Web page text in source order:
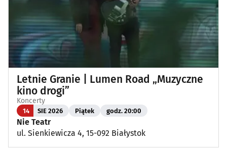
Letnie Granie | Lumen Road „Muzyczne
kino drogi”
Koncerty
14 SIE 2026 Piątek godz. 20:00
Nie Teatr
ul. Sienkiewicza 4, 15-092 Białystok